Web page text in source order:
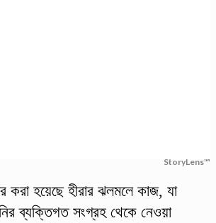
StoryLens™
করা হয়েছে হীরার ঝলমলে কাজ, যা
ব্যক্তিগত সংগ্রহ থেকে নেওয়া